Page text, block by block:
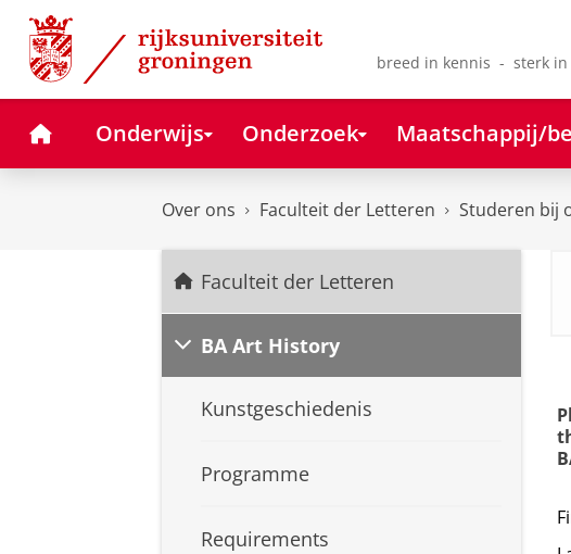
Skip
Content
Skip
Navigation
breed in kennis - sterk in
HomeOnderwijs Onderzoek Maatschappij/
Over ons Faculteit der Letteren Studeren bij
Faculteit der Letteren
BA Art History
Kunstgeschiedenis
Programme
Requirements